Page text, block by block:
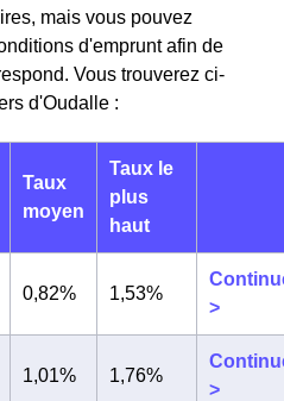
mais vous pouvez
d'emprunt afin de
Vous trouverez ci-
d'Oudalle :
Taux
moyen
Taux le
plus
haut
0,82% 1,53%
>
1,01% 1,76%
>